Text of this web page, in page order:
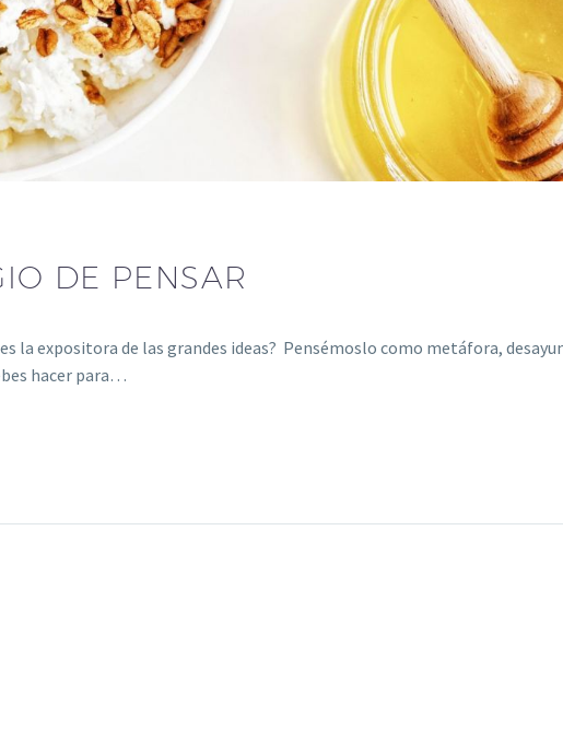
DE PENSAR
la expositora de las grandes ideas? Pensémoslo como metáfora,
hacer para…